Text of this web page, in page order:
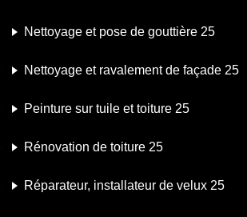
Nettoyage et pose de gouttière 25
Nettoyage et ravalement de façade 25
Peinture sur tuile et toiture 25
Rénovation de toiture 25
Réparateur, installateur de velux 25